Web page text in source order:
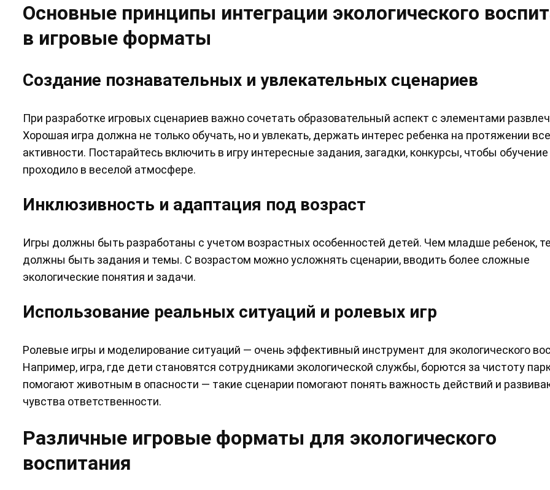
Основные принципы интеграции экологического
в игровые форматы
Создание познавательных и увлекательных сценариев
При разработке игровых сценариев важно сочетать образовательный аспект с элементами
Хорошая игра должна не только обучать, но и увлекать, держать интерес ребенка на протяжении
активности. Постарайтесь включить в игру интересные задания, загадки, конкурсы, чтобы обучение
проходило в веселой атмосфере.
Инклюзивность и адаптация под возраст
Игры должны быть разработаны с учетом возрастных особенностей детей. Чем младше ребенок,
должны быть задания и темы. С возрастом можно усложнять сценарии, вводить более сложные
экологические понятия и задачи.
Использование реальных ситуаций и ролевых игр
Ролевые игры и моделирование ситуаций — очень эффективный инструмент для экологического
Например, игра, где дети становятся сотрудниками экологической службы, борются за чистоту
помогают животным в опасности — такие сценарии помогают понять важность действий и
чувства ответственности.
Различные игровые форматы для экологического
воспитания